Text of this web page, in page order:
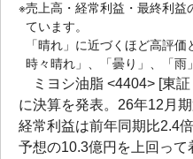
売上高・経常利益・最終利益
ています。
「晴れ」に近づくほど高評
時々晴れ」、「曇り」、「雨
ミヨシ油脂 <4404> [東
に決算を発表。26年12月
経常利益は前年同期比2.4
予想の10.3億円を上回っ